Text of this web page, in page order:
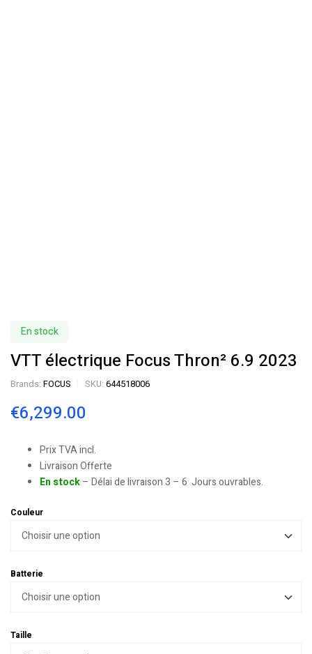
En stock
VTT électrique Focus Thron² 6.9 2023
Brands: FOCUS SKU: 644518006
€6,299.00
Prix TVA incl.
Livraison Offerte
En stock– Délai de livraison 3 – 6 Jours ouvrables.
Couleur
Batterie
Taille